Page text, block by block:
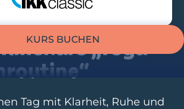
– UNTERSTÜTZT DURCH DEINE
„Yoga
Tag mit Klarheit, Ruhe und
KURS BUCHEN